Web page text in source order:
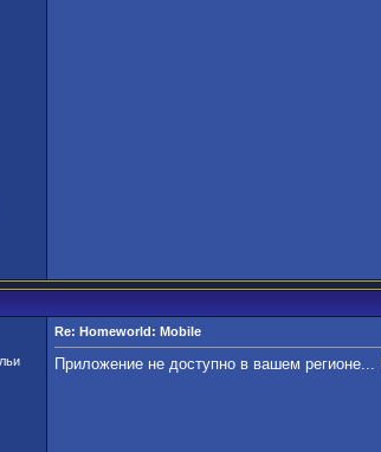
Re: Homeworld: Mobile
Приложение не доступно в вашем